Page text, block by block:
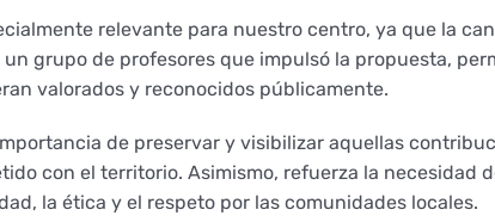
relevante para nuestro centro, ya que la
grupo de profesores que impulsó la propuesta,
valorados y reconocidos públicamente.
de preservar y visibilizar aquellas
con el territorio. Asimismo, refuerza la necesidad
la ética y el respeto por las comunidades locales.